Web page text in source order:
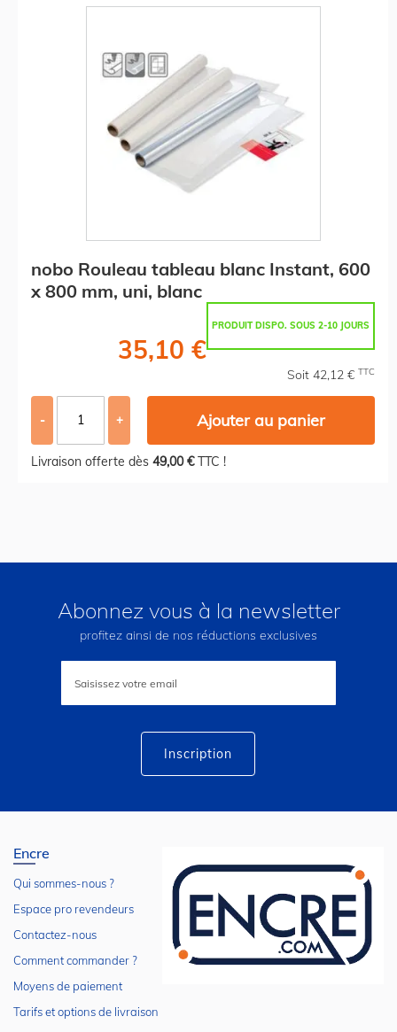
nobo Rouleau tableau blanc Instant, 600
x 800 mm, uni, blanc
PRODUIT DISPO. SOUS 2-10 JOURS
35,10 €
Soit 42,12 € TTC
- + Ajouter au panier
Livraison offerte dès 49,00 €TTC !
Abonnez vous à la newsletter
profitez ainsi de nos réductions exclusives
lettre
Inscription
Encre
Qui sommes-nous ?
Espace pro revendeurs
Contactez-nous
Comment commander ?
Moyens de paiement
Tarifs et options de livraison